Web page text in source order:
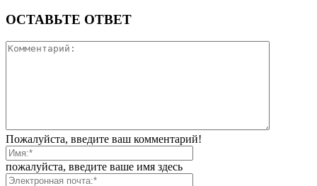
ОСТАВЬТЕ ОТВЕТ
Пожалуйста, введите ваш комментарий!
пожалуйста, введите ваше имя здесь